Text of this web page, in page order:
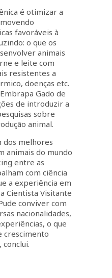
é otimizar a
favoráveis à
o que os
animais
e leite com
resistentes a
doenças etc.
Gado de
de introduzir a
sobre
animal.
dos melhores
animais do mundo
entre as
com ciência
a experiência em
Cientista Visitante
conviver com
nacionalidades,
o que
crescimento
conclui.